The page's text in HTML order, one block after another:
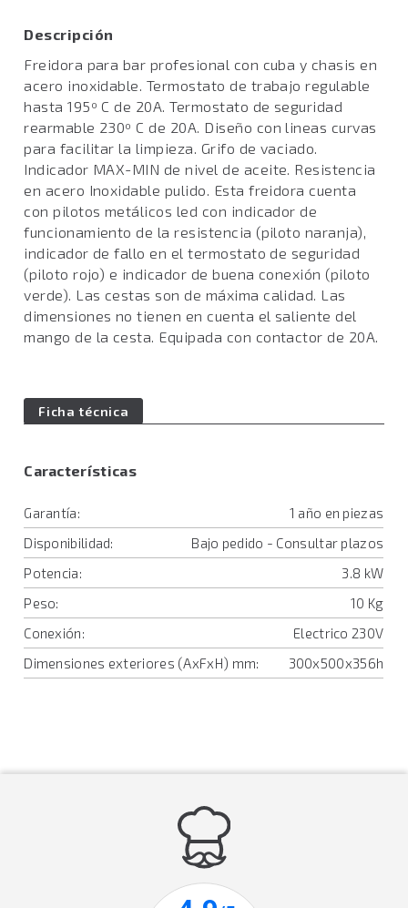
Descripción
Freidora para bar profesional con cuba y chasis en
acero inoxidable. Termostato de trabajo regulable
hasta 195º C de 20A. Termostato de seguridad
rearmable 230º C de 20A. Diseño con lineas curvas
para facilitar la limpieza. Grifo de vaciado.
Indicador MAX-MIN de nivel de aceite. Resistencia
en acero Inoxidable pulido. Esta freidora cuenta
con pilotos metálicos led con indicador de
funcionamiento de la resistencia (piloto naranja),
indicador de fallo en el termostato de seguridad
(piloto rojo) e indicador de buena conexión (piloto
verde). Las cestas son de máxima calidad. Las
dimensiones no tienen en cuenta el saliente del
mango de la cesta. Equipada con contactor de 20A.
Ficha técnica
Características
Garantía:
1 año en piezas
Disponibilidad:
Bajo pedido - Consultar plazos
Potencia:
3.8 kW
Peso:
10 Kg
Conexión:
Electrico 230V
Dimensiones exteriores (AxFxH) mm:
300x500x356h